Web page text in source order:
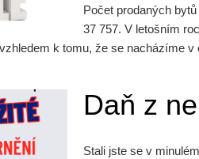
Počet prodaných
37 757. V letošním
k tomu, že se nacházíme
Daň z
Stali jste se v